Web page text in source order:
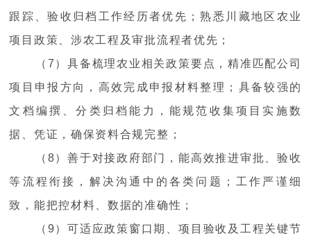
跟踪、验收归档工作经历者优先；熟悉川藏地区农业
项目政策、涉农工程及审批流程者优先；
（7）具备梳理农业相关政策要点，精准匹配公司
项目申报方向，高效完成申报材料整理；具备较强的
文档编撰、分类归档能力，能规范收集项目实施数
据、凭证，确保资料合规完整；
（8）善于对接政府部门，能高效推进审批、验收
等流程衔接，解决沟通中的各类问题；工作严谨细
致，能把控材料、数据的准确性；
（9）可适应政策窗口期、项目验收及工程关键节